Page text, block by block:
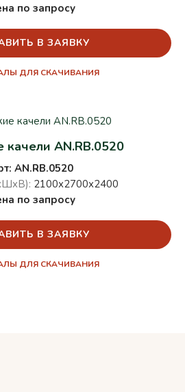
по запросу
В ЗАЯВКУ
ДЛЯ СКАЧИВАНИЯ
качели AN.RB.0520
AN.RB.0520
2100х2700х2400
по запросу
В ЗАЯВКУ
ДЛЯ СКАЧИВАНИЯ